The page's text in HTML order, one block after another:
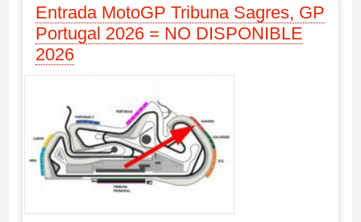
Entrada MotoGP Tribuna Sagres, GP
Portugal 2026 = NO DISPONIBLE
2026